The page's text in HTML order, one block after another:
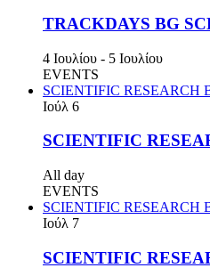
TRACKDAYS BG
4 Ιουλίου - 5 Ιουλίου
EVENTS
SCIENTIFIC RESEARCH
Ιούλ 6
SCIENTIFIC
All day
EVENTS
SCIENTIFIC RESEARCH
Ιούλ 7
SCIENTIFIC